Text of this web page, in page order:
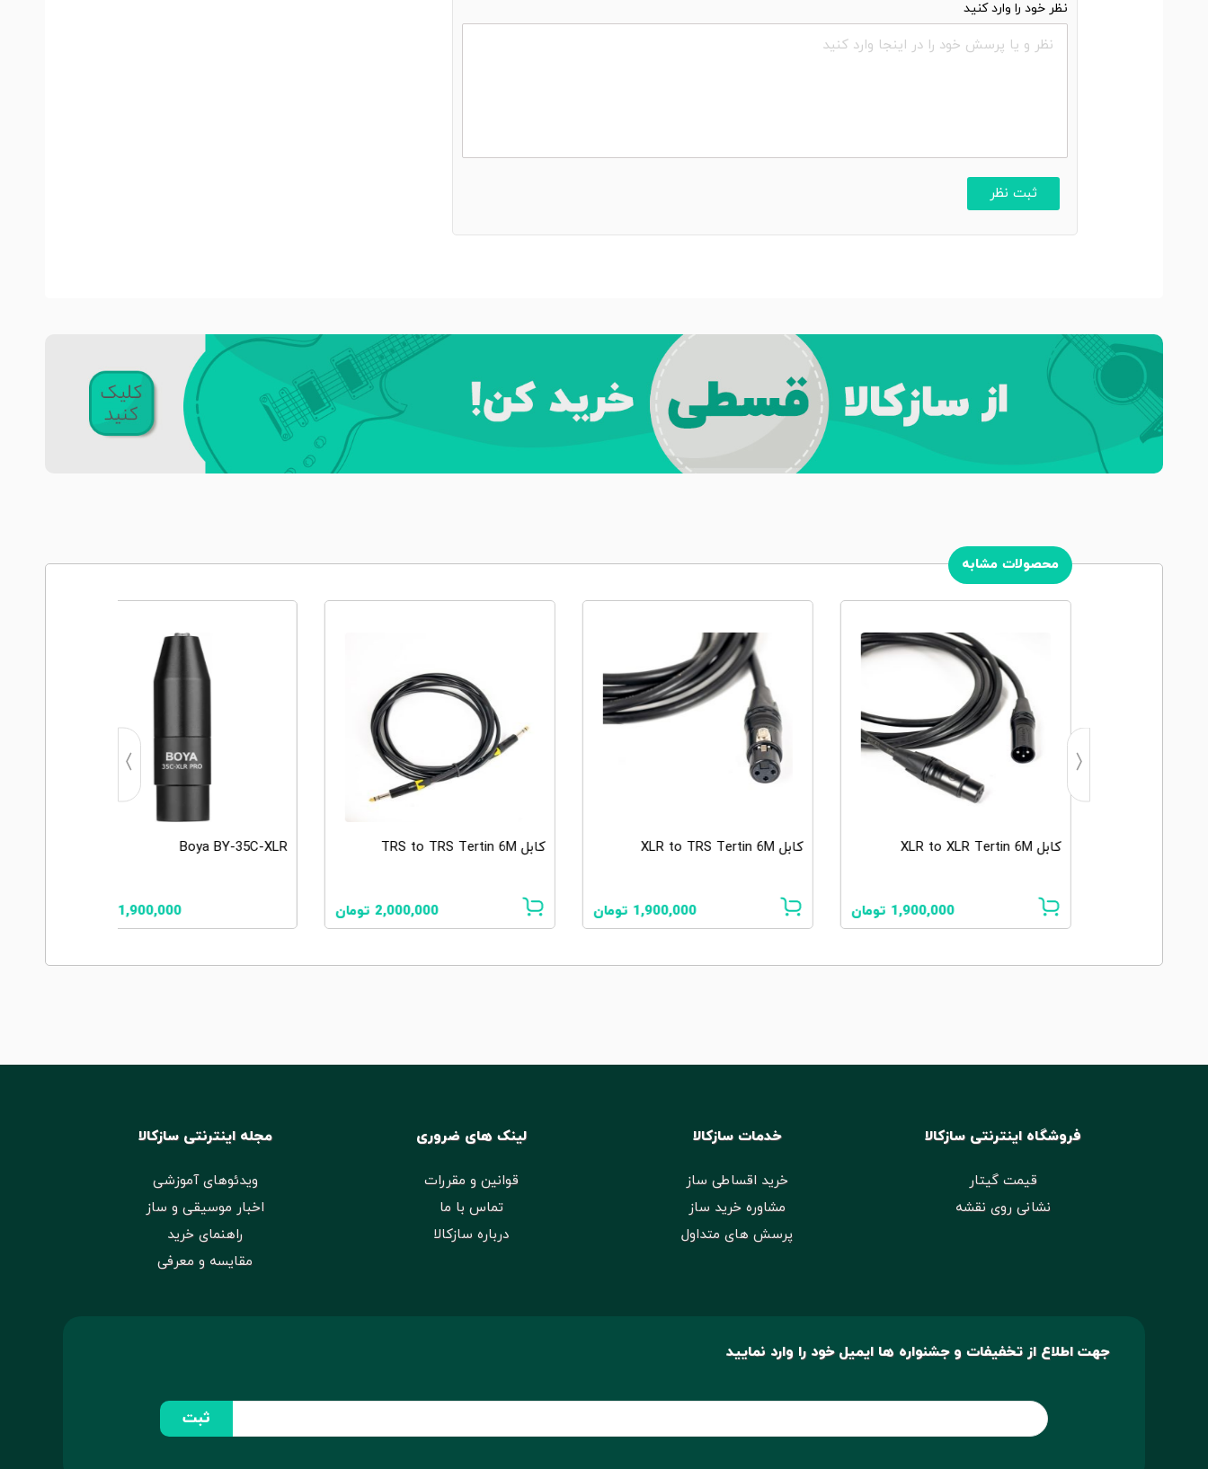
محصولات مشابه
کابل XLR to XLR Tertin 6M
1,900,000 تومان
کابل XLR to TRS Tertin 6M
1,900,000 تومان
کابل TRS to TRS Tertin 6M
2,000,000 تومان
Boya BY-35C-XLR
1,900,000
فروشگاه اینترنتی سازکالا
قیمت گیتار
نشانی روی نقشه
خدمات سازکالا
خرید اقساطی ساز
مشاوره خرید ساز
پرسش های متداول
لینک های ضروری
قوانین و مقررات
تماس با ما
درباره سازکالا
مجله اینترنتی سازکالا
ویدئوهای آموزشی
اخبار موسیقی و ساز
راهنمای خرید
مقایسه و معرفی
جهت اطلاع از تخفیفات و جشنواره ها ایمیل خود را وارد نمایید
ثبت